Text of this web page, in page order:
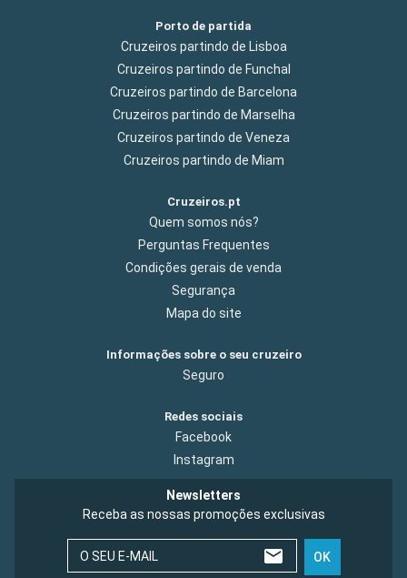
Porto de partida
Cruzeiros partindo de Lisboa
Cruzeiros partindo de Funchal
Cruzeiros partindo de Barcelona
Cruzeiros partindo de Marselha
Cruzeiros partindo de Veneza
Cruzeiros partindo de Miam
Cruzeiros.pt
Quem somos nós?
Perguntas Frequentes
Condições gerais de venda
Segurança
Mapa do site
Informações sobre o seu cruzeiro
Seguro
Redes sociais
Facebook
Instagram
Newsletters
Receba as nossas promoções exclusivas
O SEU E-MAIL OK